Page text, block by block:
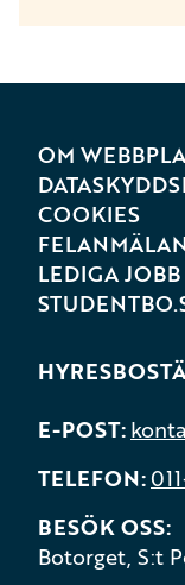
OM
COOKIES
FELANMÄLAN
LEDIGA JOBB
E-POST
TELEFON
BESÖK OSS
Botorget, S:t